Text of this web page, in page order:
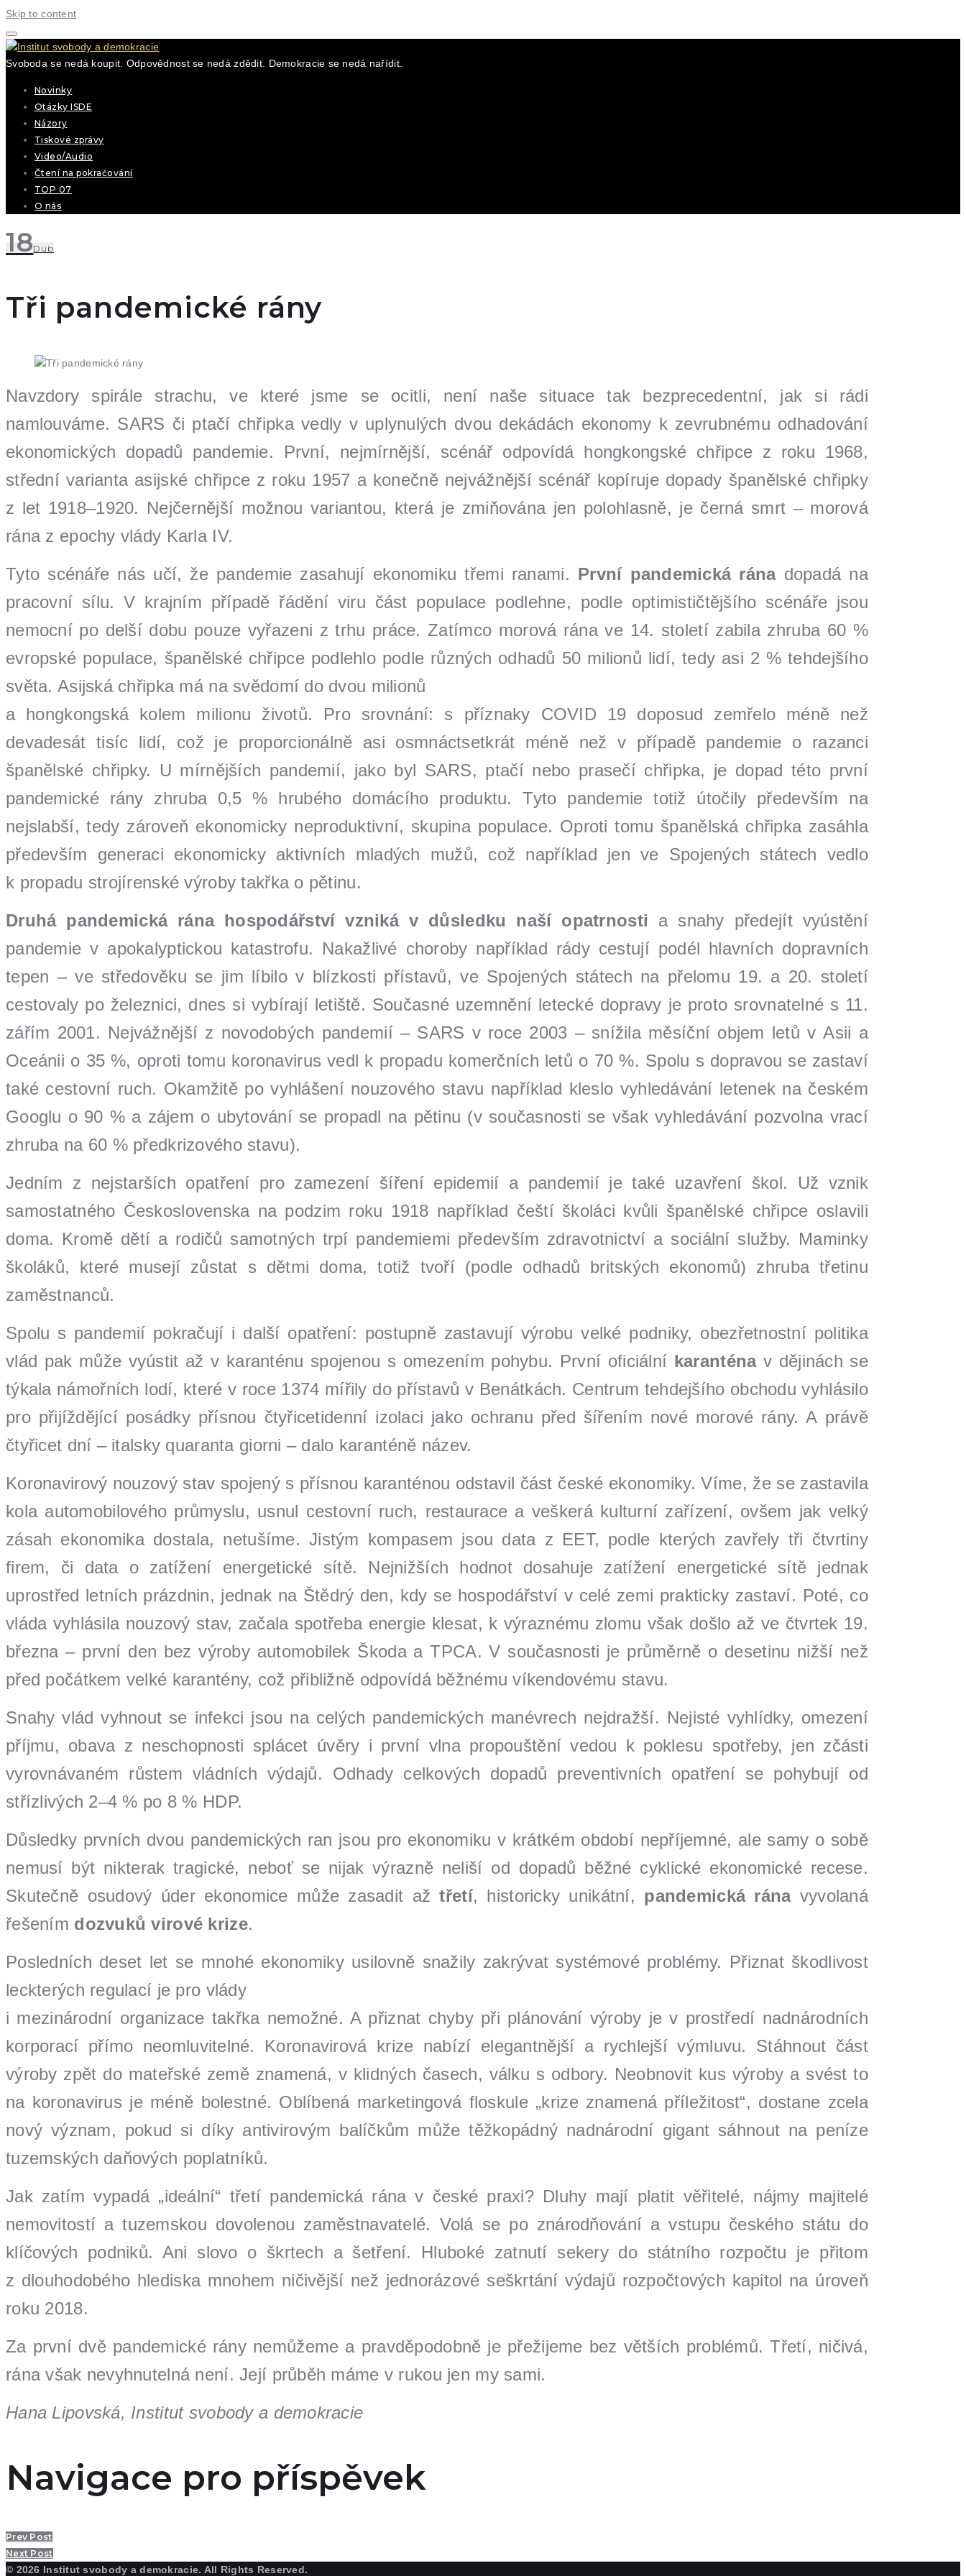
Skip to content
Svoboda se nedá koupit. Odpovědnost se nedá zdědit. Demokracie se nedá nařídit.
Novinky
Otázky ISDE
Názory
Tiskové zprávy
Video/Audio
Čtení na pokračování
TOP 07
O nás
18Dub
Tři pandemické rány
Navzdory spirále strachu, ve které jsme se ocitli, není naše situace tak bezprecedentní, jak si rádi
namlouváme. SARS či ptačí chřipka vedly v uplynulých dvou dekádách ekonomy k zevrubnému odhadování
ekonomických dopadů pandemie. První, nejmírnější, scénář odpovídá hongkongské chřipce z roku 1968,
střední varianta asijské chřipce z roku 1957 a konečně nejvážnější scénář kopíruje dopady španělské chřipky
z let 1918–1920. Nejčernější možnou variantou, která je zmiňována jen polohlasně, je černá smrt – morová
rána z epochy vlády Karla IV.
Tyto scénáře nás učí, že pandemie zasahují ekonomiku třemi ranami. První pandemická ránadopadá na
pracovní sílu. V krajním případě řádění viru část populace podlehne, podle optimističtějšího scénáře jsou
nemocní po delší dobu pouze vyřazeni z trhu práce. Zatímco morová rána ve 14. století zabila zhruba 60 %
evropské populace, španělské chřipce podlehlo podle různých odhadů 50 milionů lidí, tedy asi 2 % tehdejšího
světa. Asijská chřipka má na svědomí do dvou milionů
a hongkongská kolem milionu životů. Pro srovnání: s příznaky COVID 19 doposud zemřelo méně než
devadesát tisíc lidí, což je proporcionálně asi osmnáctsetkrát méně než v případě pandemie o razanci
španělské chřipky. U mírnějších pandemií, jako byl SARS, ptačí nebo prasečí chřipka, je dopad této první
pandemické rány zhruba 0,5 % hrubého domácího produktu. Tyto pandemie totiž útočily především na
nejslabší, tedy zároveň ekonomicky neproduktivní, skupina populace. Oproti tomu španělská chřipka zasáhla
především generaci ekonomicky aktivních mladých mužů, což například jen ve Spojených státech vedlo
k propadu strojírenské výroby takřka o pětinu.
Druhá pandemická rána hospodářství vzniká v důsledku naší opatrnosti a snahy předejít vyústění
pandemie v apokalyptickou katastrofu. Nakažlivé choroby například rády cestují podél hlavních dopravních
tepen – ve středověku se jim líbilo v blízkosti přístavů, ve Spojených státech na přelomu 19. a 20. století
cestovaly po železnici, dnes si vybírají letiště. Současné uzemnění letecké dopravy je proto srovnatelné s 11.
zářím 2001. Nejvážnější z novodobých pandemií – SARS v roce 2003 – snížila měsíční objem letů v Asii a
Oceánii o 35 %, oproti tomu koronavirus vedl k propadu komerčních letů o 70 %. Spolu s dopravou se zastaví
také cestovní ruch. Okamžitě po vyhlášení nouzového stavu například kleslo vyhledávání letenek na českém
Googlu o 90 % a zájem o ubytování se propadl na pětinu (v současnosti se však vyhledávání pozvolna vrací
zhruba na 60 % předkrizového stavu).
Jedním z nejstarších opatření pro zamezení šíření epidemií a pandemií je také uzavření škol. Už vznik
samostatného Československa na podzim roku 1918 například čeští školáci kvůli španělské chřipce oslavili
doma. Kromě dětí a rodičů samotných trpí pandemiemi především zdravotnictví a sociální služby. Maminky
školáků, které musejí zůstat s dětmi doma, totiž tvoří (podle odhadů britských ekonomů) zhruba třetinu
zaměstnanců.
Spolu s pandemií pokračují i další opatření: postupně zastavují výrobu velké podniky, obezřetnostní politika
vlád pak může vyústit až v karanténu spojenou s omezením pohybu. První oficiální karanténav dějinách se
týkala námořních lodí, které v roce 1374 mířily do přístavů v Benátkách. Centrum tehdejšího obchodu vyhlásilo
pro přijíždějící posádky přísnou čtyřicetidenní izolaci jako ochranu před šířením nové morové rány. A právě
čtyřicet dní – italsky quaranta giorni – dalo karanténě název.
Koronavirový nouzový stav spojený s přísnou karanténou odstavil část české ekonomiky. Víme, že se zastavila
kola automobilového průmyslu, usnul cestovní ruch, restaurace a veškerá kulturní zařízení, ovšem jak velký
zásah ekonomika dostala, netušíme. Jistým kompasem jsou data z EET, podle kterých zavřely tři čtvrtiny
firem, či data o zatížení energetické sítě. Nejnižších hodnot dosahuje zatížení energetické sítě jednak
uprostřed letních prázdnin, jednak na Štědrý den, kdy se hospodářství v celé zemi prakticky zastaví. Poté, co
vláda vyhlásila nouzový stav, začala spotřeba energie klesat, k výraznému zlomu však došlo až ve čtvrtek 19.
března – první den bez výroby automobilek Škoda a TPCA. V současnosti je průměrně o desetinu nižší než
před počátkem velké karantény, což přibližně odpovídá běžnému víkendovému stavu.
Snahy vlád vyhnout se infekci jsou na celých pandemických manévrech nejdražší. Nejisté vyhlídky, omezení
příjmu, obava z neschopnosti splácet úvěry i první vlna propouštění vedou k poklesu spotřeby, jen zčásti
vyrovnávaném růstem vládních výdajů. Odhady celkových dopadů preventivních opatření se pohybují od
střízlivých 2–4 % po 8 % HDP.
Důsledky prvních dvou pandemických ran jsou pro ekonomiku v krátkém období nepříjemné, ale samy o sobě
nemusí být nikterak tragické, neboť se nijak výrazně neliší od dopadů běžné cyklické ekonomické recese.
Skutečně osudový úder ekonomice může zasadit ažtřetí, historicky unikátní, pandemická ránavyvolaná
řešením dozvuků virové krize.
Posledních deset let se mnohé ekonomiky usilovně snažily zakrývat systémové problémy. Přiznat škodlivost
leckterých regulací je pro vlády
i mezinárodní organizace takřka nemožné. A přiznat chyby při plánování výroby je v prostředí nadnárodních
korporací přímo neomluvitelné. Koronavirová krize nabízí elegantnější a rychlejší výmluvu. Stáhnout část
výroby zpět do mateřské země znamená, v klidných časech, válku s odbory. Neobnovit kus výroby a svést to
na koronavirus je méně bolestné. Oblíbená marketingová floskule „krize znamená příležitost“, dostane zcela
nový význam, pokud si díky antivirovým balíčkům může těžkopádný nadnárodní gigant sáhnout na peníze
tuzemských daňových poplatníků.
Jak zatím vypadá „ideální“ třetí pandemická rána v české praxi? Dluhy mají platit věřitelé, nájmy majitelé
nemovitostí a tuzemskou dovolenou zaměstnavatelé. Volá se po znárodňování a vstupu českého státu do
klíčových podniků. Ani slovo o škrtech a šetření. Hluboké zatnutí sekery do státního rozpočtu je přitom
z dlouhodobého hlediska mnohem ničivější než jednorázové seškrtání výdajů rozpočtových kapitol na úroveň
roku 2018.
Za první dvě pandemické rány nemůžeme a pravděpodobně je přežijeme bez větších problémů. Třetí, ničivá,
rána však nevyhnutelná není. Její průběh máme v rukou jen my sami.
Hana Lipovská, Institut svobody a demokracie
Navigace pro příspěvek
Prev Post
Next Post
© 2026 Institut svobody a demokracie. All Rights Reserved.